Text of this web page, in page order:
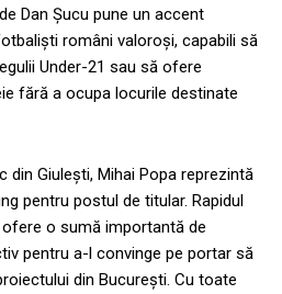
Dan Șucu pune un accent
români valoroși, capabili să
Under-21 sau să ofere
fără a ocupa locurile destinate
Giulești, Mihai Popa reprezintă
pentru postul de titular. Rapidul
o sumă importantă de
pentru a-l convinge pe portar să
din București. Cu toate